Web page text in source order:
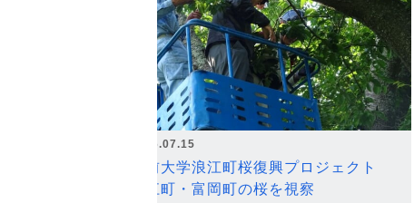
2026.07.15
弘前大学浪江町桜復興プロジェクト
浪江町・富岡町の桜を視察